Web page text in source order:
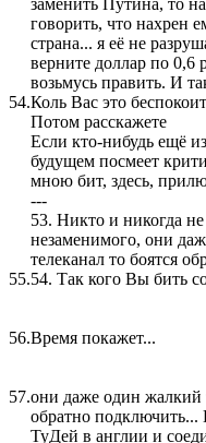
говорить, что нахрен
страна... я её не
верните доллар по 0,6
возьмусь править. И
54.Коль Вас это
Потом расскажете
Если кто-нибудь ещё
будущем посмеет
мною бит, здесь,
---
53. Никто и никогда
незаменимого, они
телеканал то боятся
55.54. Так кого Вы бить
56.Время покажет...
57.они даже один жалкий
обратно подключить...
ТуДей в англии и